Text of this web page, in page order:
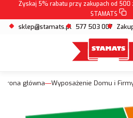
Zyskaj 5% rabatu przy zakupach od 500
STAMATS
sklep@stamats.pl 577 503 007
Strona główna Wyposażenie Domu i